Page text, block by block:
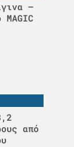
–
από